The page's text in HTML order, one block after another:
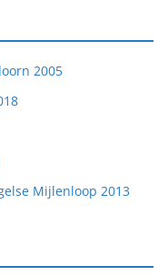
2005
Mijlenloop 2013